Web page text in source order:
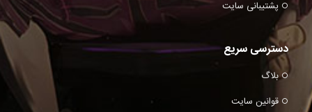
پشتیبانی سایت
دسترسی سریع
بلاگ
قوانین سایت